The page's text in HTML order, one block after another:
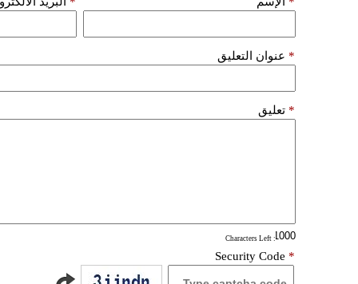
عنوان التعليق *
تعليق *
: Characters Left
Security Code *